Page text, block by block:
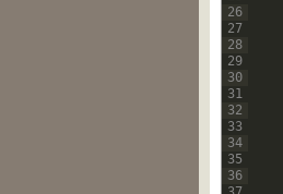
26
27
28
29
30
31
32
33
34
35
36